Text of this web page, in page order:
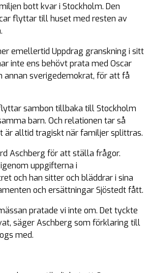
bott kvar i Stockholm. Den
flyttar till huset med resten av
emellertid Uppdrag granskning i sitt
inte ens behövt prata med Oscar
annan sverigedemokrat, för att få
sambon tillbaka till Stockholm
barn. Och relationen tar så
är alltid tragiskt när familjer splittras.
Aschberg för att ställa frågor.
uppgifterna i
och han sitter och bläddrar i sina
och ersättningar Sjöstedt fått.
pratade vi inte om. Det tyckte
säger Aschberg som förklaring till
med.